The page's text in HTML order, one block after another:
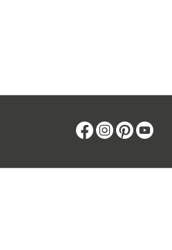
Facebook
Instagram
Pinterest